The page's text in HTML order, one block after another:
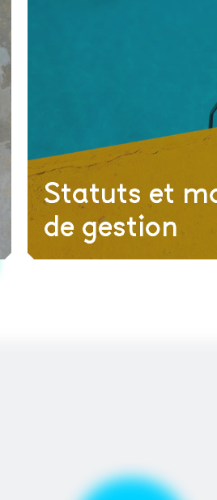
Statuts et
de gestion